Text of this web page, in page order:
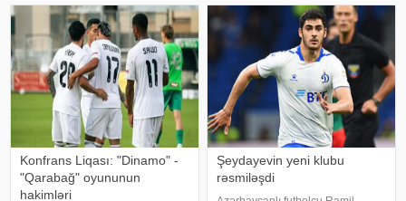
KONKRET.azxəbər verir ki,
Finlandiyanı
istinadən xəbər veri
Konfrans Liqası: "Dinamo" -
"Qarabağ" oyununun
hakimləri
Şeydayevin yeni klubu
rəsmiləşdi